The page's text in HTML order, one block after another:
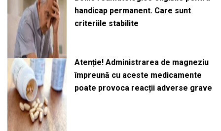
handicap permanent. Care sunt
criteriile stabilite
Atenție! Administrarea de magneziu
împreună cu aceste medicamente
poate provoca reacții adverse grave